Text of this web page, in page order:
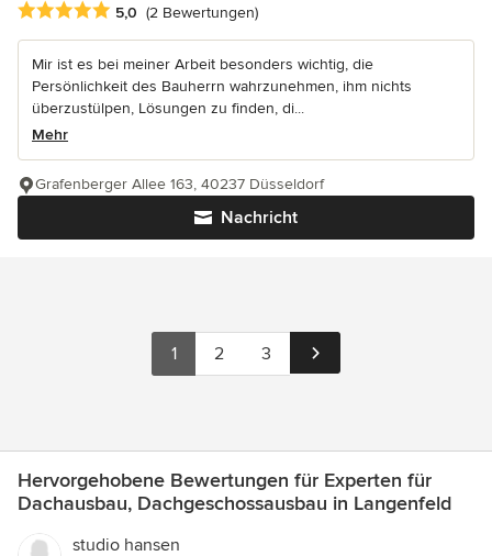
Durchschnittliche Bewertung: 5 von 5 Sternen
5,0 (2 Bewertungen)
Mir ist es bei meiner Arbeit besonders wichtig, die
Persönlichkeit des Bauherrn wahrzunehmen, ihm nichts
überzustülpen, Lösungen zu finden, di...
Mehr
Nachricht
Grafenberger Allee 163, 40237 Düsseldorf
1 2 3
Hervorgehobene Bewertungen für Experten für
Dachausbau, Dachgeschossausbau in Langenfeld
studio hansen